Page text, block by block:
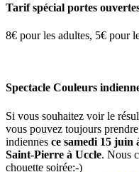
Tarif spécial portes
8€ pour les adultes, 5€ pour
Spectacle Couleurs
Si vous souhaitez voir le
vous pouvez toujours
indiennes ce samedi 15 juin
Saint-Pierre à Uccle. Nous
chouette soirée:-)